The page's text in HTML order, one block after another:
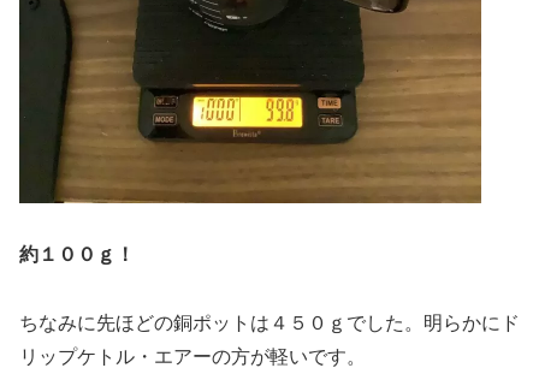
約１００ｇ！
ちなみに先ほどの銅ポットは４５０ｇでした。明らかにド
リップケトル・エアーの方が軽いです。